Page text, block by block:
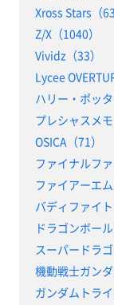
Xross Stars（63
Z/X（1040）
Vividz（33）
Lycee
ハリー・ポッ
プレシャスメ
OSICA（71）
ファイナルフ
ファイアーエ
バディファイト
ドラゴンボー
スーパードラ
機動戦士ガン
ガンダムトライ